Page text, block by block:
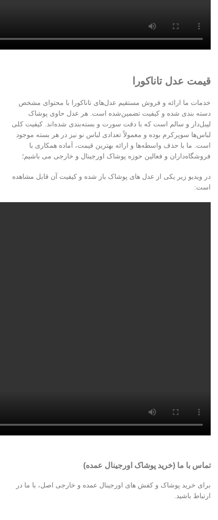
قیمت عدل تاناکورا
خدمات ما ارائه و فروش مستقیم عدل‌های تاناکورا با محتوای مشخص
دسته بندی شده و کیفیت تضمین‌شده است. هر عدل حاوی پوشاک
لیبل‌دار و سالم است که با دقت سورت و بسته‌بندی شده‌اند. کیفیت کلی
لباس‌ها سوپرکرم بوده و معمولاً تعدادی لباس نو نیز در هر بسته موجود
است. ما با حذف واسطه‌ها و ارائه بهترین قیمت، آماده همکاری با
فروشگاه‌داران و فعالین حوزه پوشاک اورجینال و خارجی می باشیم؛
در ویدیو زیر یکی از عدل های پوشاک باز شده و کیفیت آن قابل مشاهده
است:
تماس با ما (خرید پوشاک اورجینال عمده)
برای خرید پوشاک و کفش های اورجینال عمده و خارجی اصل، با ما در
ارتباط باشید.